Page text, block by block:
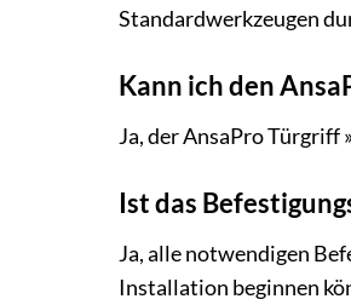
Standardwerkzeugen
Kann ich den
Ja, der AnsaPro Türgriff
Ist das
Ja, alle notwendigen
Installation beginnen